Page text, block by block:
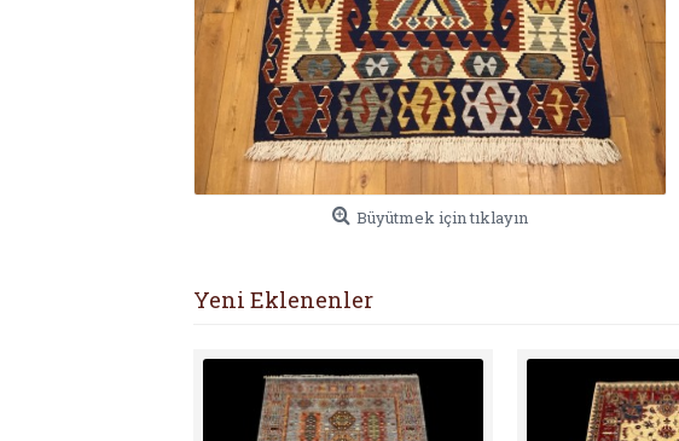
Büyütmek için tıklayın
Yeni Eklenenler